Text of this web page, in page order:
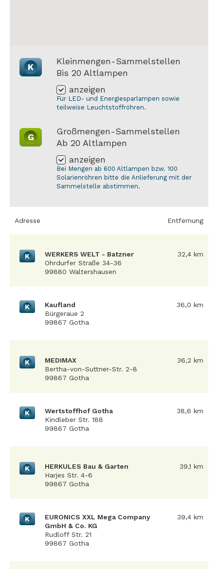
K
Kleinmengen-Sammelstellen
Bis 20 Altlampen
anzeigen
Für LED- und Energiesparlampen sowie
teilweise Leuchtstoffröhren.
G
Großmengen-Sammelstellen
Ab 20 Altlampen
anzeigen
Bei Mengen ab 600 Altlampen bzw. 100
Solarienröhren bitte die Anlieferung mit der
Sammelstelle abstimmen.
Adresse Entfernung
K
WERKERS WELT - Batzner
Ohrdurfer Straße 34-36
99880 Waltershausen
32,4 km
K
Kaufland
Bürgeraue 2
99867 Gotha
36,0 km
K
MEDIMAX
Bertha-von-Suttner-Str. 2-8
99867 Gotha
36,2 km
K
Wertstoffhof Gotha
Kindleber Str. 188
99867 Gotha
38,6 km
K
HERKULES Bau & Garten
Harjes Str. 4-6
99867 Gotha
39,1 km
K
EURONICS XXL Mega Company
GmbH & Co. KG
Rudloff Str. 21
99867 Gotha
39,4 km